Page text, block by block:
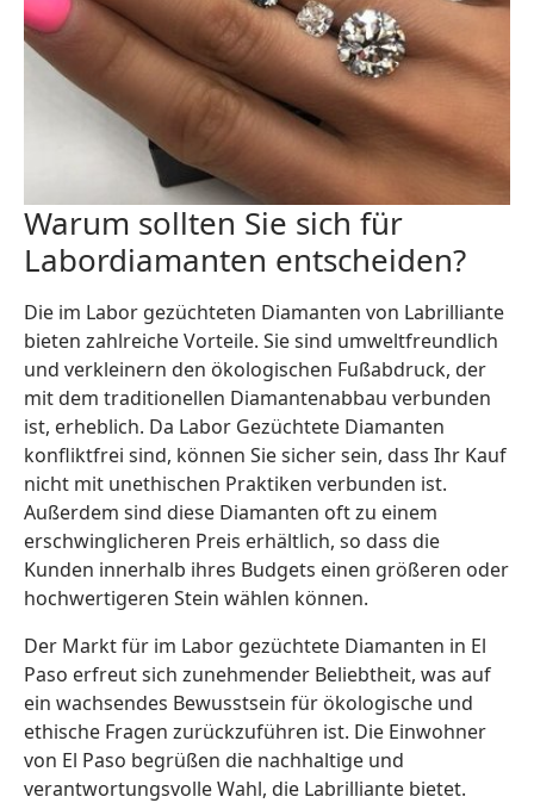
Warum sollten Sie sich für
Labordiamanten entscheiden?
Die im Labor gezüchteten Diamanten von Labrilliante
bieten zahlreiche Vorteile. Sie sind umweltfreundlich
und verkleinern den ökologischen Fußabdruck, der
mit dem traditionellen Diamantenabbau verbunden
ist, erheblich. Da Labor Gezüchtete Diamanten
konfliktfrei sind, können Sie sicher sein, dass Ihr Kauf
nicht mit unethischen Praktiken verbunden ist.
Außerdem sind diese Diamanten oft zu einem
erschwinglicheren Preis erhältlich, so dass die
Kunden innerhalb ihres Budgets einen größeren oder
hochwertigeren Stein wählen können.
Der Markt für im Labor gezüchtete Diamanten in El
Paso erfreut sich zunehmender Beliebtheit, was auf
ein wachsendes Bewusstsein für ökologische und
ethische Fragen zurückzuführen ist. Die Einwohner
von El Paso begrüßen die nachhaltige und
verantwortungsvolle Wahl, die Labrilliante bietet.